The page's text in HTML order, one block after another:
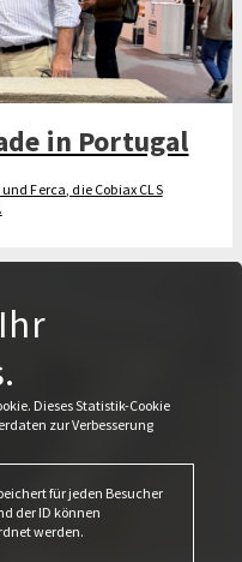
in Portugal
Ferca, die Cobiax CLS
Dieses Statistik-Cookie
zur Verbesserung
für jeden Besucher
der ID können
werden.